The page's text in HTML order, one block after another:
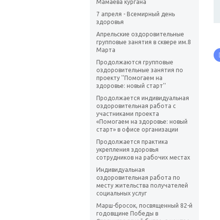
Мамаева кургана
7 апреля - Всемирный день
здоровья
Апрельские оздоровительные
групповые занятия в сквере им.8
Марта
Продолжаются групповые
оздоровительные занятия по
проекту ''Помогаем на
здоровье: новый старт''
Продолжается индивидуальная
оздоровительная работа с
участниками проекта
«Помогаем на здоровье: новый
старт» в офисе организации
Продолжается практика
укрепления здоровья
сотрудников на рабочих местах
Индивидуальная
оздоровительная работа по
месту жительства получателей
социальных услуг
Марш-бросок, посвященный 82-й
годовщине Победы в